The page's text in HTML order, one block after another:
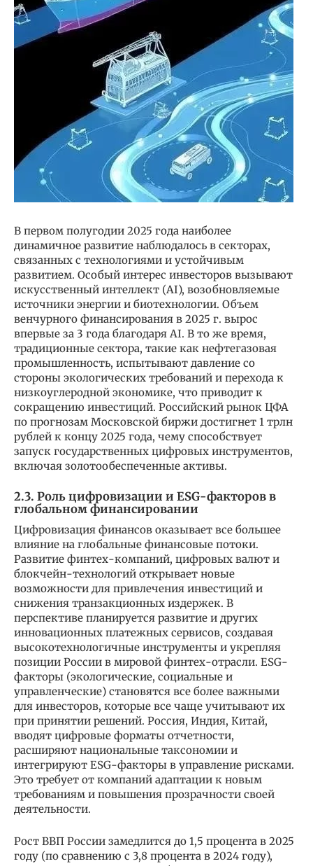
В первом полугодии 2025 года наиболее
динамичное развитие наблюдалось в секторах,
связанных с технологиями и устойчивым
развитием. Особый интерес инвесторов вызывают
искусственный интеллект (AI), возобновляемые
источники энергии и биотехнологии. Объем
венчурного финансирования в 2025 г. вырос
впервые за 3 года благодаря AI. В то же время,
традиционные сектора, такие как нефтегазовая
промышленность, испытывают давление со
стороны экологических требований и перехода к
низкоуглеродной экономике, что приводит к
сокращению инвестиций. Российский рынок ЦФА
по прогнозам Московской биржи достигнет 1 трлн
рублей к концу 2025 года, чему способствует
запуск государственных цифровых инструментов,
включая золотообеспеченные активы.
2.3. Роль цифровизации и ESG-факторов в
глобальном финансировании
Цифровизация финансов оказывает все большее
влияние на глобальные финансовые потоки.
Развитие финтех-компаний, цифровых валют и
блокчейн-технологий открывает новые
возможности для привлечения инвестиций и
снижения транзакционных издержек. В
перспективе планируется развитие и других
инновационных платежных сервисов, создавая
высокотехнологичные инструменты и укрепляя
позиции России в мировой финтех-отрасли. ESG-
факторы (экологические, социальные и
управленческие) становятся все более важными
для инвесторов, которые все чаще учитывают их
при принятии решений. Россия, Индия, Китай,
вводят цифровые форматы отчетности,
расширяют национальные таксономии и
интегрируют ESG-факторы в управление рисками.
Это требует от компаний адаптации к новым
требованиям и повышения прозрачности своей
деятельности.
Рост ВВП России замедлится до 1,5 процента в 2025
году (по сравнению с 3,8 процента в 2024 году),